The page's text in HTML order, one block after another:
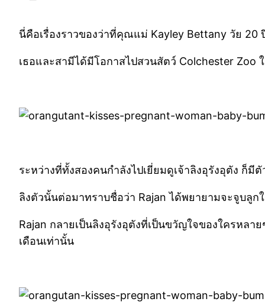
นี่คือเรื่องราวของว่าที่คุณแม่ Kayley Bettany วัย
เธอและสามีได้มีโอกาสไปสวนสัตว์ Colchester
ระหว่างที่ทั้งสองคนกำลังไปเยี่ยมดูเจ้าลิงอุรังอุตัง ก็
ลิงตัวนั้นต่อมาทราบชื่อว่า Rajan ได้พยายามจะจูบลู
Rajan กลายเป็นลิงอุรังอุตังที่เป็นขวัญใจของใครหล
เดือนเท่านั้น